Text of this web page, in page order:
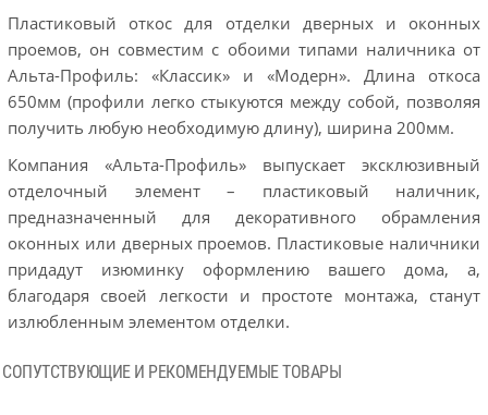
Пластиковый откос для отделки дверных и оконных
проемов, он совместим с обоими типами наличника от
Альта-Профиль: «Классик» и «Модерн». Длина откоса
650мм (профили легко стыкуются между собой, позволяя
получить любую необходимую длину), ширина 200мм.
Компания «Альта-Профиль» выпускает эксклюзивный
отделочный элемент – пластиковый наличник,
предназначенный для декоративного обрамления
оконных или дверных проемов. Пластиковые наличники
придадут изюминку оформлению вашего дома, а,
благодаря своей легкости и простоте монтажа, станут
излюбленным элементом отделки.
СОПУТСТВУЮЩИЕ И РЕКОМЕНДУЕМЫЕ ТОВАРЫ